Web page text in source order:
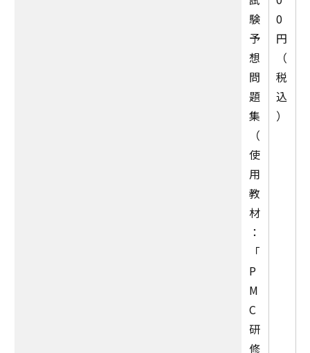
験
予
想
問
題
集
（
使
用
教
材
：
「
P
M
C
研
修
0
円
（
税
込
）